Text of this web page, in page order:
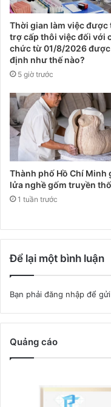
Thời gian làm việc được
trợ cấp thôi việc đối với
chức từ 01/8/2026
định như thế nào?
5 giờ trước
Thành phố Hồ Chí Minh
lửa nghề gốm truyền
1 tuần trước
Để lại một bình luận
Bạn phải đăng nhập để
Quảng cáo